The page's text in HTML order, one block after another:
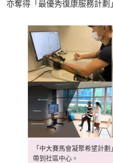
亦奪得「最優秀復康服務計劃
「中大賽馬會凝聚希望計
帶到社區中心。